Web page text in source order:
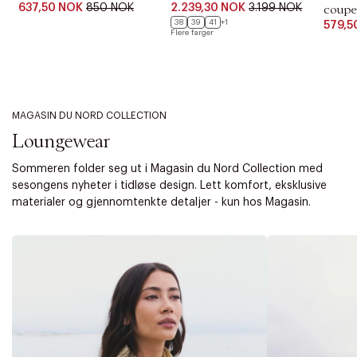
637,50 NOK 850 NOK 2.239,30 NOK 3.199 NOK
38 39 41
+1
Flere farger
MAGASIN DU NORD COLLECTION
Loungewear
Sommeren folder seg ut i Magasin du Nord Collection med
sesongens nyheter i tidløse design. Lett komfort, eksklusive
materialer og gjennomtenkte detaljer - kun hos Magasin.